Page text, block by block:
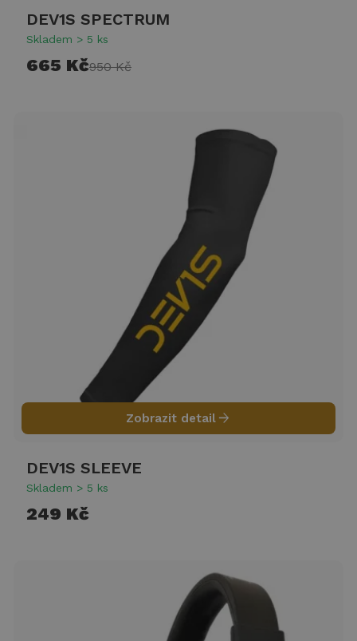
DEV1S SPECTRUM
Skladem > 5 ks
665 Kč950 Kč
Zobrazit detailarrow_forward
DEV1S SLEEVE
Skladem > 5 ks
249 Kč